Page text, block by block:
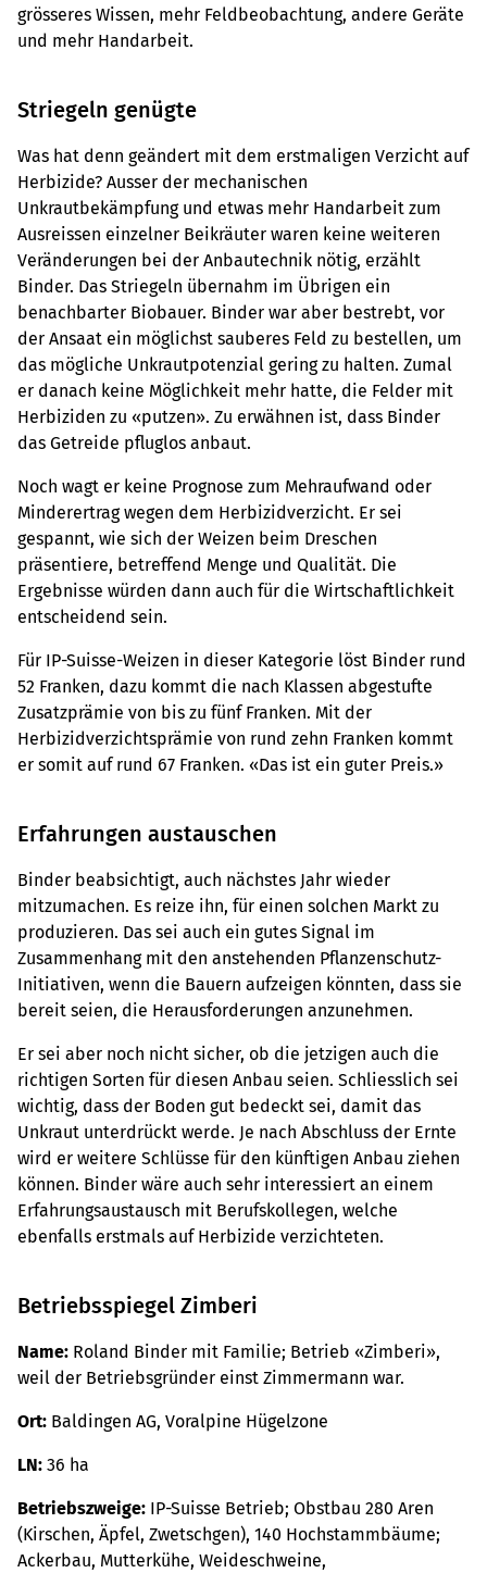
grösseres Wissen, mehr Feldbeobachtung, andere Geräte
und mehr Handarbeit.
Striegeln genügte
Was hat denn geändert mit dem erstmaligen Verzicht auf
Herbizide? Ausser der mechanischen
Unkrautbekämpfung und etwas mehr Handarbeit zum
Ausreissen einzelner Beikräuter waren keine weiteren
Veränderungen bei der Anbautechnik nötig, erzählt
Binder. Das Striegeln übernahm im Übrigen ein
benachbarter Biobauer. Binder war aber bestrebt, vor
der Ansaat ein möglichst sauberes Feld zu bestellen, um
das mögliche Unkrautpotenzial gering zu halten. Zumal
er danach keine Möglichkeit mehr hatte, die Felder mit
Herbiziden zu «putzen». Zu erwähnen ist, dass Binder
das Getreide pfluglos anbaut.
Noch wagt er keine Prognose zum Mehraufwand oder
Minderertrag wegen dem Herbizidverzicht. Er sei
gespannt, wie sich der Weizen beim Dreschen
präsentiere, betreffend Menge und Qualität. Die
Ergebnisse würden dann auch für die Wirtschaftlichkeit
entscheidend sein.
Für IP-Suisse-Weizen in dieser Kategorie löst Binder rund
52 Franken, dazu kommt die nach Klassen abgestufte
Zusatzprämie von bis zu fünf Franken. Mit der
Herbizidverzichtsprämie von rund zehn Franken kommt
er somit auf rund 67 Franken. «Das ist ein guter Preis.»
Erfahrungen austauschen
Binder beabsichtigt, auch nächstes Jahr wieder
mitzumachen. Es reize ihn, für einen solchen Markt zu
produzieren. Das sei auch ein gutes Signal im
Zusammenhang mit den anstehenden Pflanzenschutz-
Initiativen, wenn die Bauern aufzeigen könnten, dass sie
bereit seien, die Herausforderungen anzunehmen.
Er sei aber noch nicht sicher, ob die jetzigen auch die
richtigen Sorten für diesen Anbau seien. Schliesslich sei
wichtig, dass der Boden gut bedeckt sei, damit das
Unkraut unterdrückt werde. Je nach Abschluss der Ernte
wird er weitere Schlüsse für den künftigen Anbau ziehen
können. Binder wäre auch sehr interessiert an einem
Erfahrungsaustausch mit Berufskollegen, welche
ebenfalls erstmals auf Herbizide verzichteten.
Betriebsspiegel Zimberi
Name: Roland Binder mit Familie; Betrieb «Zimberi»,
weil der Betriebsgründer einst Zimmermann war.
Ort: Baldingen AG, Voralpine Hügelzone
LN: 36 ha
Betriebszweige: IP-Suisse Betrieb; Obstbau 280 Aren
(Kirschen, Äpfel, Zwetschgen), 140 Hochstammbäume;
Ackerbau, Mutterkühe, Weideschweine,